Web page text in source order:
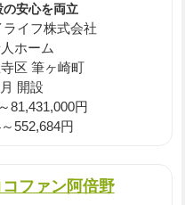
の安心を両立
イフ株式会社
ホーム
区 筆ヶ崎町
開設
81,431,000円
552,684円
ファン阿倍野